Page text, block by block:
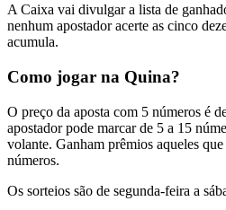
A Caixa vai divulgar a lista de
nenhum apostador acerte as cinco
acumula.
Como jogar na Quina?
O preço da aposta com 5 números é
apostador pode marcar de 5 a 15
volante. Ganham prêmios aqueles
números.
Os sorteios são de segunda-feira a